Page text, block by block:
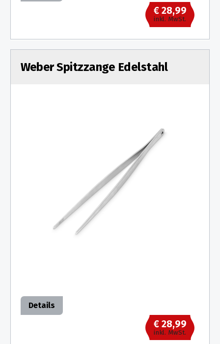
€ 28,99
inkl. MwSt.
Weber Spitzzange Edelstahl
Details
€ 28,99
inkl. MwSt.